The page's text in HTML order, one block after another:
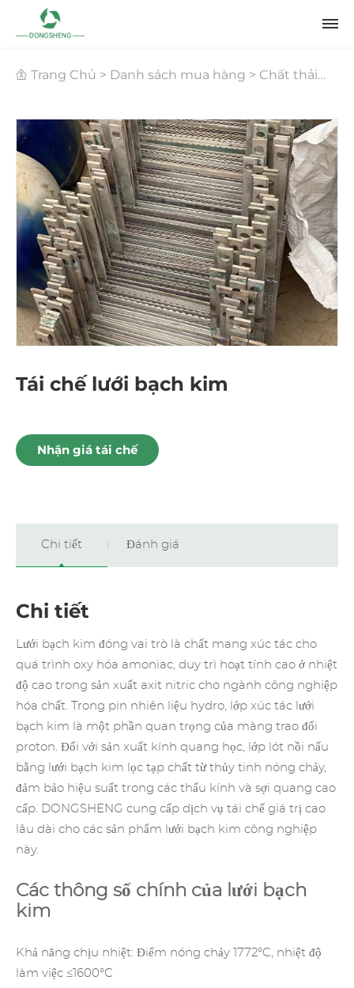
Trang Chủ > Danh sách mua hàng > Chất thải
công nghiệp>Tái chế lưới bạch kim
Tái chế lưới bạch kim
Nhận giá tái chế
Chi tiết Đánh giá
Chi tiết
Lưới bạch kim đóng vai trò là chất mang xúc tác cho
quá trình oxy hóa amoniac, duy trì hoạt tính cao ở nhiệt
độ cao trong sản xuất axit nitric cho ngành công nghiệp
hóa chất. Trong pin nhiên liệu hydro, lớp xúc tác lưới
bạch kim là một phần quan trọng của màng trao đổi
proton. Đối với sản xuất kính quang học, lớp lót nồi nấu
bằng lưới bạch kim lọc tạp chất từ thủy tinh nóng chảy,
đảm bảo hiệu suất trong các thấu kính và sợi quang cao
cấp. DONGSHENG cung cấp dịch vụ tái chế giá trị cao
lâu dài cho các sản phẩm lưới bạch kim công nghiệp
này.
Các thông số chính của lưới bạch
kim
Khả năng chịu nhiệt: Điểm nóng chảy 1772°C, nhiệt độ
làm việc ≤1600°C